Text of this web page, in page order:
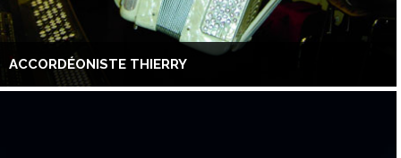
ACCORDÉONISTE THIERRY